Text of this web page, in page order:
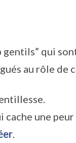
gentils” qui
au rôle
cache une
.